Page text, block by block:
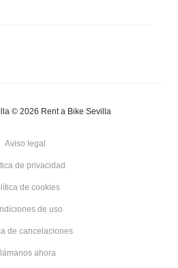
© 2026 Rent a Bike Sevilla
Aviso legal
de privacidad
de cookies
de uso
de cancelaciones
ahora